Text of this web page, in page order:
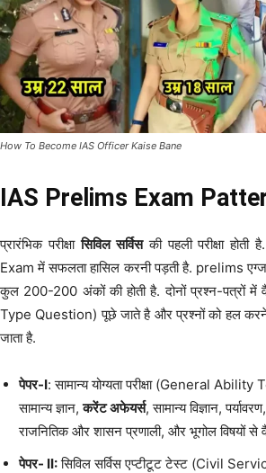
How To Become IAS Officer Kaise Bane
IAS Prelims Exam
प्रारंभिक परीक्षासिविल सर्विसकी पहली परीक्षा
Exam में सफलता हासिल करनी पड़ती है. prelims
कुल 200-200 अंकों की होती है. दोनों प्रश्न-पत्रों
Type Question) पूछे जाते है और प्रश्नों को हल
जाता है.
पेपर-I: सामान्य योग्यता परीक्षा (General
सामान्य ज्ञान,करेंट अफेयर्स, सामान्य विज्ञान,
राजनितिक और शासन प्रणाली, और भूगोल विषयों से
पेपर- II:सिविल सर्विस एप्टीटूट टेस्ट (Civil